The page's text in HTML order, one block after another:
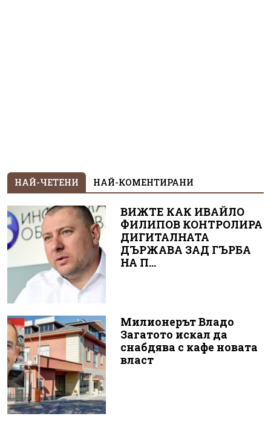
НАЙ-ЧЕТЕНИ НАЙ-КОМЕНТИРАНИ
ВИЖТЕ КАК ИВАЙЛО
ФИЛИПОВ КОНТРОЛИРА
ДИГИТАЛНАТА
ДЪРЖАВА ЗАД ГЪРБА
НА П...
Милионерът Владо
Загатото искал да
снабдява с кафе новата
власт